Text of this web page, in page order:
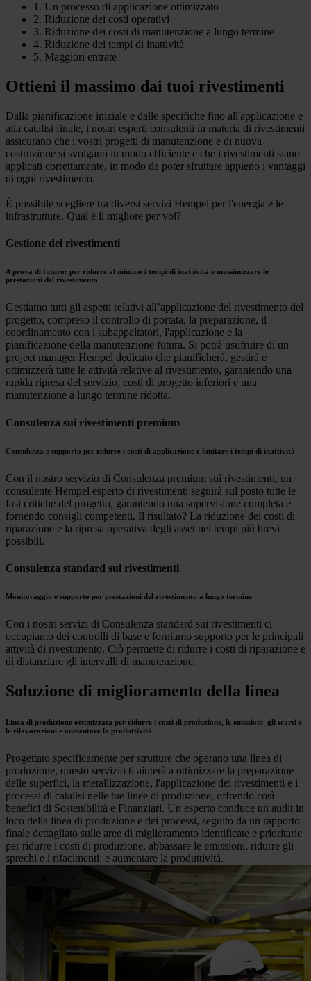
1. Un processo di applicazione ottimizzato
2. Riduzione dei costi operativi
3. Riduzione dei costi di manutenzione a lungo termine
4. Riduzione dei tempi di inattività
5. Maggiori entrate
Ottieni il massimo dai tuoi rivestimenti
Dalla pianificazione iniziale e dalle specifiche fino all'applicazione e
alla catalisi finale, i nostri esperti consulenti in materia di rivestimenti
assicurano che i vostri progetti di manutenzione e di nuova
costruzione si svolgano in modo efficiente e che i rivestimenti siano
applicati correttamente, in modo da poter sfruttare appieno i vantaggi
di ogni rivestimento.
È possibile scegliere tra diversi servizi Hempel per l'energia e le
infrastrutture. Qual è il migliore per voi?
Gestione dei rivestimenti
A prova di futuro: per ridurre al minimo i tempi di inattività e massimizzare le
prestazioni del rivestimento
Gestiamo tutti gli aspetti relativi all’applicazione del rivestimento del
progetto, compreso il controllo di portata, la preparazione, il
coordinamento con i subappaltatori, l'applicazione e la
pianificazione della manutenzione futura. Si potrà usufruire di un
project manager Hempel dedicato che pianificherà, gestirà e
ottimizzerà tutte le attività relative al rivestimento, garantendo una
rapida ripresa del servizio, costi di progetto inferiori e una
manutenzione a lungo termine ridotta.
Consulenza sui rivestimenti premium
Consulenza e supporto per ridurre i costi di applicazione e limitare i tempi di inattività
Con il nostro servizio di Consulenza premium sui rivestimenti, un
consulente Hempel esperto di rivestimenti seguirà sul posto tutte le
fasi critiche del progetto, garantendo una supervisione completa e
fornendo consigli competenti. Il risultato? La riduzione dei costi di
riparazione e la ripresa operativa degli asset nei tempi più brevi
possibili.
Consulenza standard sui rivestimenti
Monitoraggio e supporto per prestazioni del rivestimento a lungo termine
Con i nostri servizi di Consulenza standard sui rivestimenti ci
occupiamo dei controlli di base e forniamo supporto per le principali
attività di rivestimento. Ciò permette di ridurre i costi di riparazione e
di distanziare gli intervalli di manutenzione.
Soluzione di miglioramento della linea
Linea di produzione ottimizzata per ridurre i costi di produzione, le emissioni, gli scarti e
le rilavorazioni e aumentare la produttività.
Progettato specificamente per strutture che operano una linea di
produzione, questo servizio ti aiuterà a ottimizzare la preparazione
delle superfici, la metallizzazione, l'applicazione dei rivestimenti e i
processi di catalisi nelle tue linee di produzione, offrendo così
benefici di Sostenibilità e Finanziari. Un esperto conduce un audit in
loco della linea di produzione e dei processi, seguito da un rapporto
finale dettagliato sulle aree di miglioramento identificate e prioritarie
per ridurre i costi di produzione, abbassare le emissioni, ridurre gli
sprechi e i rifacimenti, e aumentare la produttività.